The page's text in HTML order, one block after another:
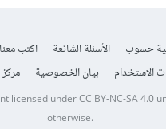
حسوب الأسئلة الشائعة اكتب معنا
الاستخدام
بيان الخصوصية
licensed underCC BY-NC-SA 4.0
otherwise.